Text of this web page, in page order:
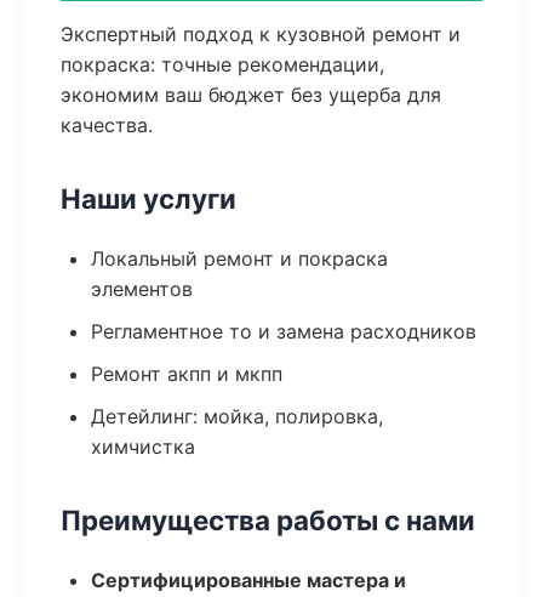
Экспертный подход к кузовной ремонт и
покраска: точные рекомендации,
экономим ваш бюджет без ущерба для
качества.
Наши услуги
Локальный ремонт и покраска
элементов
Регламентное то и замена расходников
Ремонт акпп и мкпп
Детейлинг: мойка, полировка,
химчистка
Преимущества работы с нами
Сертифицированные мастера и